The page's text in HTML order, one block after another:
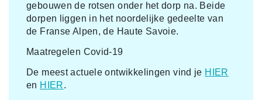
gebouwen de rotsen onder het dorp na. Beide
dorpen liggen in het noordelijke gedeelte van
de Franse Alpen, de Haute Savoie.
Maatregelen Covid-19
De meest actuele ontwikkelingen vind je HIER
en HIER.